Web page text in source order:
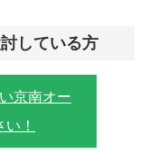
している方
京南オー
！